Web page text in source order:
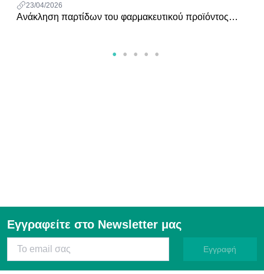
23/04/2026
Ανάκληση παρτίδων του φαρμακευτικού προϊόντος
Εγγραφείτε στο Newsletter μας
Εγγραφή